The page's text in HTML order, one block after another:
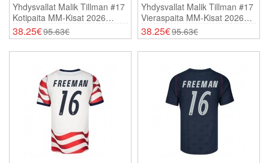
Yhdysvallat Malik Tillman #17
Kotipaita MM-Kisat 2026
Lyhythihainen
38.25€95.63€
Yhdysvallat Malik Tillman #17
Vieraspaita MM-Kisat 2026
Lyhythihainen
38.25€95.63€